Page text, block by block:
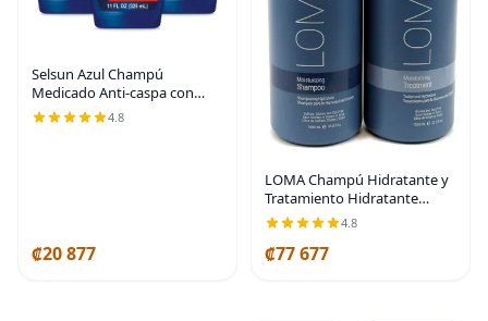
Selsun Azul Champú
Medicado Anti-caspa con
Mentol, 11 fl. oz., Fuerza
Máxima, Sulfuro de Selenio
4.8
₡20 877
LOMA Champú Hidratante y
Tratamiento Hidratante
(PAQUETE DUO) 33 onzas
(Litro)
4.8
₡77 677